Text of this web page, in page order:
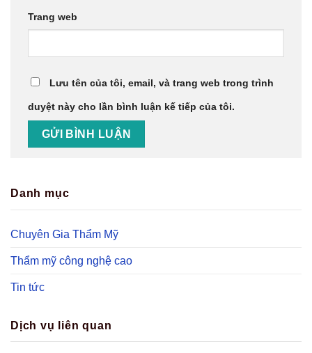
Trang web
Lưu tên của tôi, email, và trang web trong trình
duyệt này cho lần bình luận kế tiếp của tôi.
Danh mục
Chuyên Gia Thẩm Mỹ
Thẩm mỹ công nghệ cao
Tin tức
Dịch vụ liên quan